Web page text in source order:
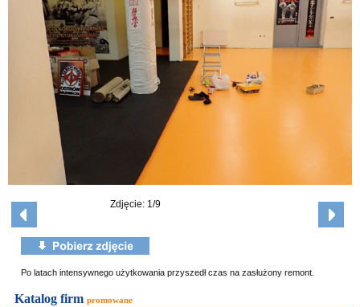
Zdjęcie: 1/9
Po latach intensywnego użytkowania przyszedł czas na zasłużony remont.
Katalog firm promowane